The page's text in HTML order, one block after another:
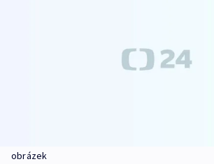
obrázek